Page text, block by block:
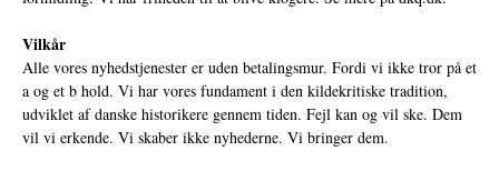
Vilkår
Alle vores nyhedstjenester er uden betalingsmur. Fordi vi ikke tror på et
a og et b hold. Vi har vores fundament i den kildekritiske tradition,
udviklet af danske historikere gennem tiden. Fejl kan og vil ske. Dem
vil vi erkende. Vi skaber ikke nyhederne. Vi bringer dem.